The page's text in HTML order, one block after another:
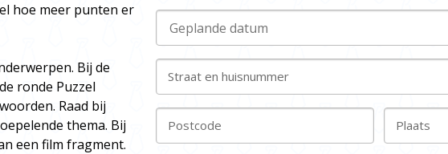
hoe meer punten er
Bij de
ronde Puzzel
Raad bij
thema. Bij
een film fragment.
Straat en huisnummer
Postcode Plaats